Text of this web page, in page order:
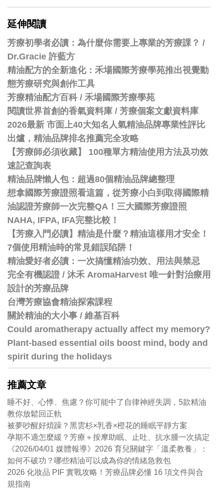
延伸閱讀
芳療初學者必讀：為什麼你需要上專業的芳療課？ /
Dr.Gracie 許藍方
精油配方的全新進化：禾場國際芳療學苑推出視覺動
態芳療研究與創作工具
芳療精油配方百科 / 禾場國際芳療學苑
閱讀世界首創的香氣資料庫 / 芳療個案文獻資料庫
2026最新 市面上40大知名人氣精油品牌專業性評比
出爐，精油品牌排名推薦完全攻略
【芳療師必須收藏】 100種單方精油使用方法及功效
速記查詢表
精油品牌懶人包：超過80個精油品牌總整理
想拿國際芳療證照看這篇，從芳療小白到取得國際精
油認證芳療師一次完整QA！三大國際芳療證照
NAHA, IFPA, IFA完整比較！
【芳療入門必讀】精油是什麼？精油這樣用才安全！
7個使用精油時的常見錯誤陷阱！
精油愛好者必讀：一次搞懂精油功效、用法與禁忌
完全有機認證 / 沐禾 AromaHarvest 唯一針對治療用
設計的芳療品牌
台灣芳療協會精油探索課程
關於精油的大小事 / 維基百科
Could aromatherapy actually affect my memory?
Plant-based essential oils boost mind, body and
spirit during the holidays
推薦文章
睡不好、心悸、焦慮？你可能中了自律神經失調，5款精油
教你放鬆回正軌
被夢吵醒好煩躁？黑雲杉×乳香×橙花的睡眠平靜方案
孕期不適怎麼緩？芳療＋按摩助眠、止吐、抗水腫一次搞定
《2026/04/01 媒體報導》2026 育兒關鍵字「溫柔教養」：
如何不破功？哪些精油可以成為你的情緒急救包
2026 化妝品 PIF 實戰攻略！芳療品牌必懂 16 項文件與合
規指南